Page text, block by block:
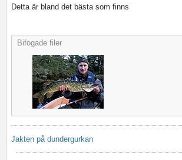
Detta är bland det bästa som finns
Bifogade filer
Jakten på dundergurkan